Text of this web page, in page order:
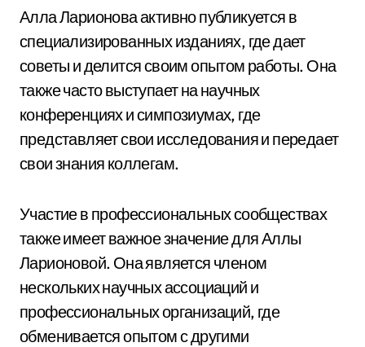
Алла Ларионова активно публикуется в
специализированных изданиях, где дает
советы и делится своим опытом работы. Она
также часто выступает на научных
конференциях и симпозиумах, где
представляет свои исследования и передает
свои знания коллегам.
Участие в профессиональных сообществах
также имеет важное значение для Аллы
Ларионовой. Она является членом
нескольких научных ассоциаций и
профессиональных организаций, где
обменивается опытом с другими